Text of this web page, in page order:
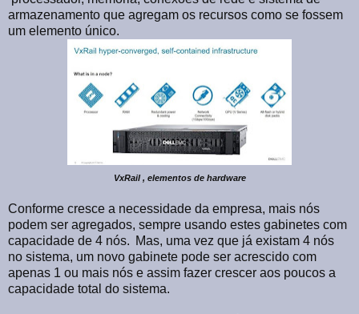
armazenamento que agregam os recursos como se fossem
um elemento único.
VxRail , elementos de hardware
Conforme cresce a necessidade da empresa, mais nós
podem ser agregados, sempre usando estes gabinetes com
capacidade de 4 nós. Mas, uma vez que já existam 4 nós
no sistema, um novo gabinete pode ser acrescido com
apenas 1 ou mais nós e assim fazer crescer aos poucos a
capacidade total do sistema.